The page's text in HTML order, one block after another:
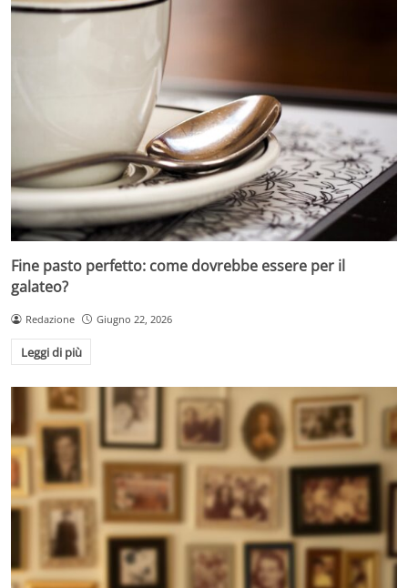
Fine pasto perfetto: come dovrebbe essere per il
galateo?
Redazione Giugno 22, 2026
Leggi di più